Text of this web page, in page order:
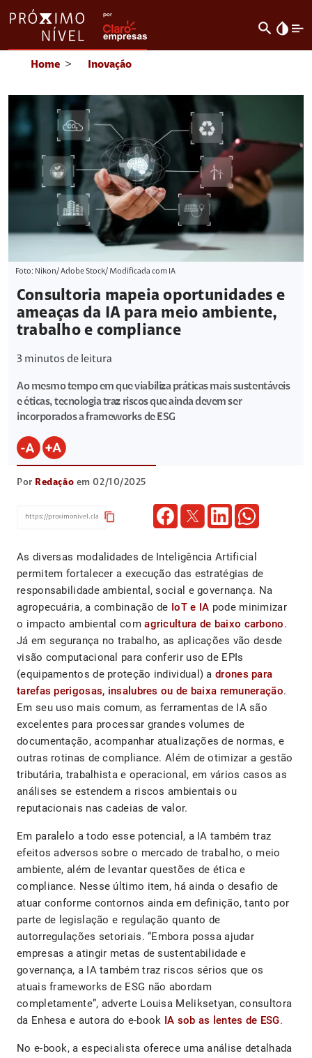
search invert_colors
Home > Inovação
Foto: Nikon/ Adobe Stock/ Modificada com IA
Consultoria mapeia oportunidades e
ameaças da IA para meio ambiente,
trabalho e compliance
3 minutos de leitura
Ao mesmo tempo em que viabiliza práticas mais sustentáveis
e éticas, tecnologia traz riscos que ainda devem ser
incorporados a frameworks de ESG
Por Redação em 02/10/2025
content_copy
As diversas modalidades de Inteligência Artificial
permitem fortalecer a execução das estratégias de
responsabilidade ambiental, social e governança. Na
agropecuária, a combinação de IoT e IA pode minimizar
o impacto ambiental comagricultura de baixo carbono.
Já em segurança no trabalho, as aplicações vão desde
visão computacional para conferir uso de EPIs
(equipamentos de proteção individual) a drones para
tarefas perigosas, insalubres ou de baixa remuneração.
Em seu uso mais comum, as ferramentas de IA são
excelentes para processar grandes volumes de
documentação, acompanhar atualizações de normas, e
outras rotinas de compliance. Além de otimizar a gestão
tributária, trabalhista e operacional, em vários casos as
análises se estendem a riscos ambientais ou
reputacionais nas cadeias de valor.
Em paralelo a todo esse potencial, a IA também traz
efeitos adversos sobre o mercado de trabalho, o meio
ambiente, além de levantar questões de ética e
compliance. Nesse último item, há ainda o desafio de
atuar conforme contornos ainda em definição, tanto por
parte de legislação e regulação quanto de
autorregulações setoriais. “Embora possa ajudar
empresas a atingir metas de sustentabilidade e
governança, a IA também traz riscos sérios que os
atuais frameworks de ESG não abordam
completamente”, adverte Louisa Meliksetyan, consultora
da Enhesa e autora do e-book IA sob as lentes de ESG.
No e-book, a especialista oferece uma análise detalhada